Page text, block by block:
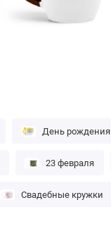
День рождения
23 февраля
Свадебные кружки